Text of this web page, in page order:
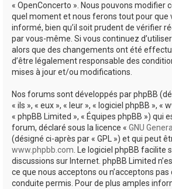
« OpenConcerto ». Nous pouvons modifier
quel moment et nous ferons tout pour que
informé, bien qu’il soit prudent de vérifier
par vous-même. Si vous continuez
alors que des changements ont été
d’être légalement responsable des
mises à jour et/ou modifications.
Nos forums sont développés par phpBB
« ils », « eux », « leur », « logiciel phpBB », «
« phpBB Limited », « Équipes phpBB ») qui
forum, déclaré sous la licence « GNU
(désigné ci-après par « GPL ») et qui peut
www.phpbb.com. Le logiciel phpBB facilite
discussions sur Internet. phpBB Limited
ce que nous acceptons ou n’acceptons
conduite permis. Pour de plus amples